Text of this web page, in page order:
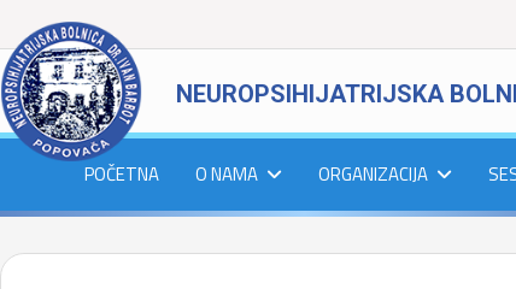
NEUROPSIHIJATRIJSKA
POČETNA O NAMA ORGANIZACIJA